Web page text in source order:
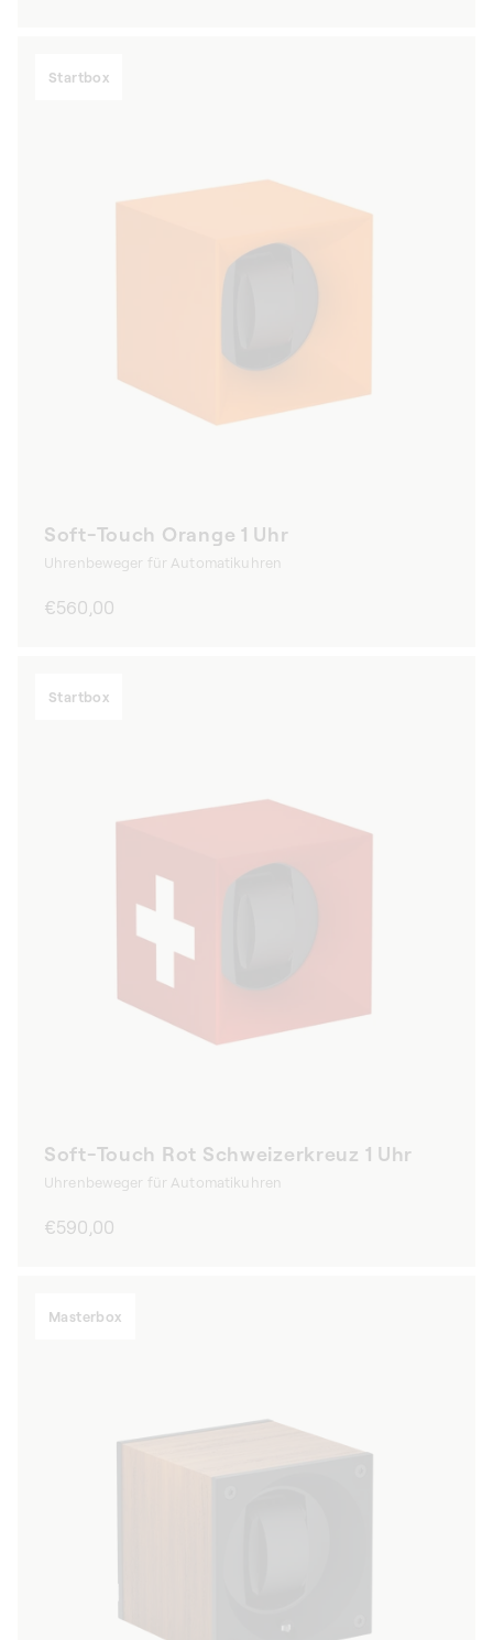
Startbox
Soft-Touch Orange 1 Uhr
Uhrenbeweger für Automatikuhren
Normaler
€560,00
Startbox
Soft-Touch Rot Schweizerkreuz 1 Uhr
Uhrenbeweger für Automatikuhren
Normaler
€590,00
Masterbox